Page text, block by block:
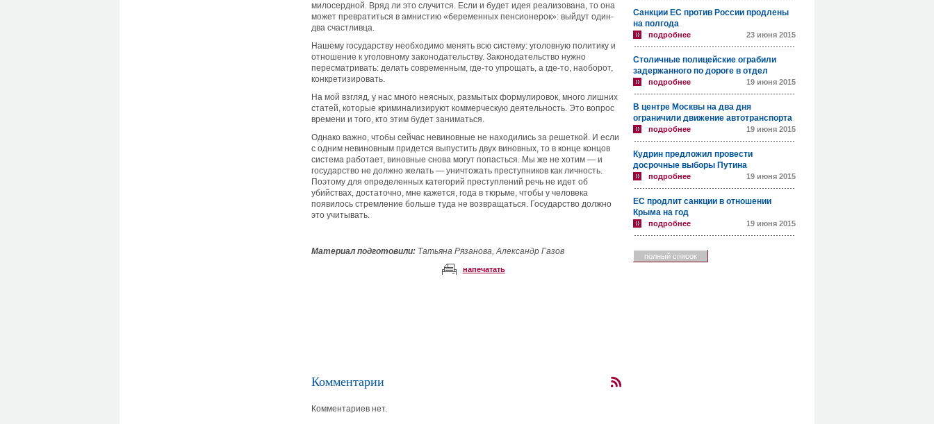
милосердной. Вряд ли это случится. Если и будет идея реализована, то она
может превратиться в амнистию «беременных пенсионерок»: выйдут один-
два счастливца.
Нашему государству необходимо менять всю систему: уголовную политику и
отношение к уголовному законодательству. Законодательство нужно
пересматривать: делать современным, где-то упрощать, а где-то, наоборот,
конкретизировать.
На мой взгляд, у нас много неясных, размытых формулировок, много лишних
статей, которые криминализируют коммерческую деятельность. Это вопрос
времени и того, кто этим будет заниматься.
Однако важно, чтобы сейчас невиновные не находились за решеткой. И если
с одним невиновным придется выпустить двух виновных, то в конце концов
система работает, виновные снова могут попасться. Мы же не хотим — и
государство не должно желать — уничтожать преступников как личность.
Поэтому для определенных категорий преступлений речь не идет об
убийствах, достаточно, мне кажется, года в тюрьме, чтобы у человека
появилось стремление больше туда не возвращаться. Государство должно
это учитывать.
Материал подготовили: Татьяна Рязанова, Александр Газов
напечатать
Комментарии
Комментариев нет.
Санкции ЕС против России продлены
на полгода
подробнее 23 июня 2015
Столичные полицейские ограбили
задержанного по дороге в отдел
подробнее 19 июня 2015
В центре Москвы на два дня
ограничили движение автотранспорта
подробнее 19 июня 2015
Кудрин предложил провести
досрочные выборы Путина
подробнее 19 июня 2015
ЕС продлит санкции в отношении
Крыма на год
подробнее 19 июня 2015
полный список